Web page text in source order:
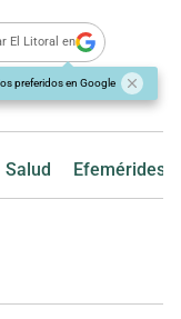
El Litoral en
preferidos en Google
Salud Efemérides